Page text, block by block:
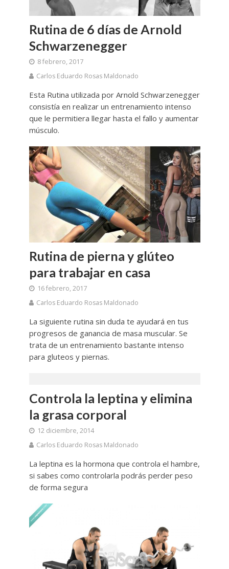
Rutina de 6 días de Arnold
Schwarzenegger
8 febrero, 2017
Carlos Eduardo Rosas Maldonado
Esta Rutina utilizada por Arnold Schwarzenegger
consistía en realizar un entrenamiento intenso
que le permitiera llegar hasta el fallo y aumentar
músculo.
Rutina de pierna y glúteo
para trabajar en casa
16 febrero, 2017
Carlos Eduardo Rosas Maldonado
La siguiente rutina sin duda te ayudará en tus
progresos de ganancia de masa muscular. Se
trata de un entrenamiento bastante intenso
para gluteos y piernas.
Controla la leptina y elimina
la grasa corporal
12 diciembre, 2014
Carlos Eduardo Rosas Maldonado
La leptina es la hormona que controla el hambre,
si sabes como controlarla podrás perder peso
de forma segura